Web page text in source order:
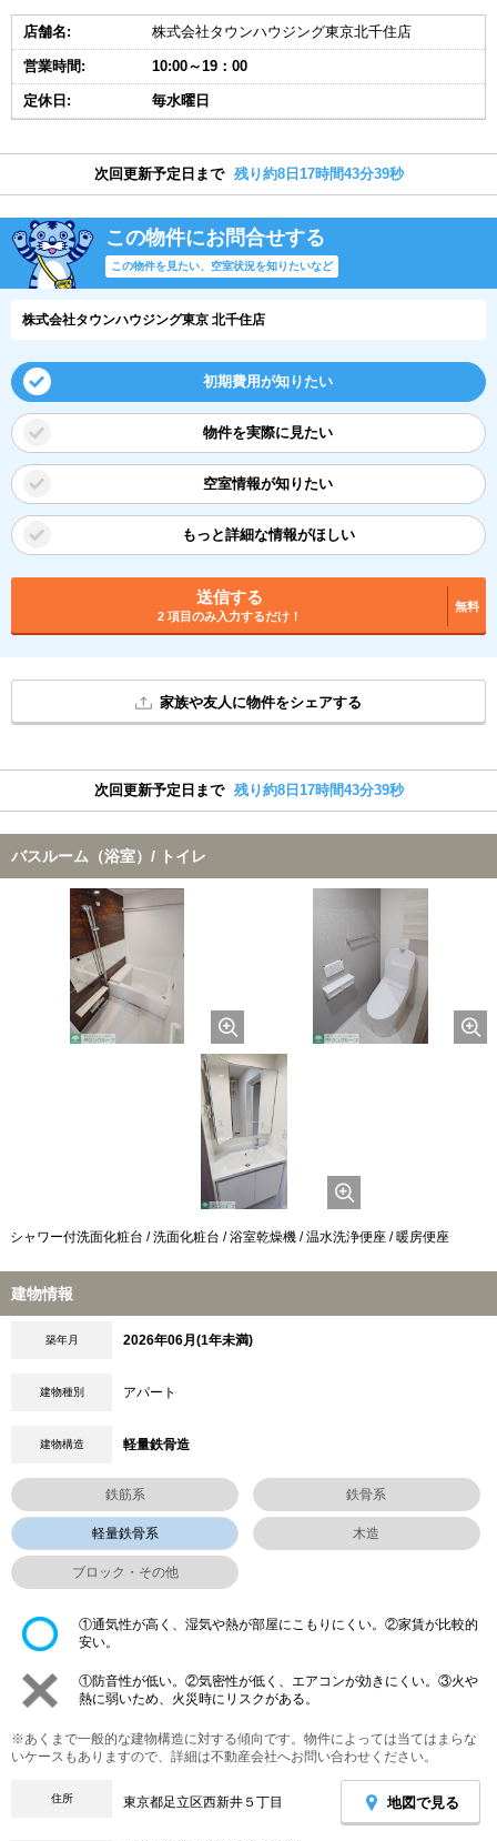
店舗名: 株式会社タウンハウジング東京北千住店
営業時間: 10:00～19：00
定休日: 毎水曜日
次回更新予定日まで 残り約8日17時間43分39秒
この物件にお問合せする
この物件を見たい、空室状況を知りたいなど
株式会社タウンハウジング東京 北千住店
初期費用が知りたい
物件を実際に見たい
空室情報が知りたい
もっと詳細な情報がほしい
送信する
2 項目のみ入力するだけ！
無料
家族や友人に物件をシェアする
次回更新予定日まで 残り約8日17時間43分39秒
バスルーム（浴室）/ トイレ
シャワー付洗面化粧台 / 洗面化粧台 / 浴室乾燥機 / 温水洗浄便座 / 暖房便座
建物情報
築年月 2026年06月(1年未満)
建物種別 アパート
建物構造 軽量鉄骨造
鉄筋系 鉄骨系
軽量鉄骨系 木造
ブロック・その他
①通気性が高く、湿気や熱が部屋にこもりにくい。②家賃が比較的
安い。
①防音性が低い。②気密性が低く、エアコンが効きにくい。③火や
熱に弱いため、火災時にリスクがある。
※あくまで一般的な建物構造に対する傾向です。物件によっては当てはまらな
いケースもありますので、詳細は不動産会社へお問い合わせください。
住所 東京都足立区西新井５丁目 地図で見る